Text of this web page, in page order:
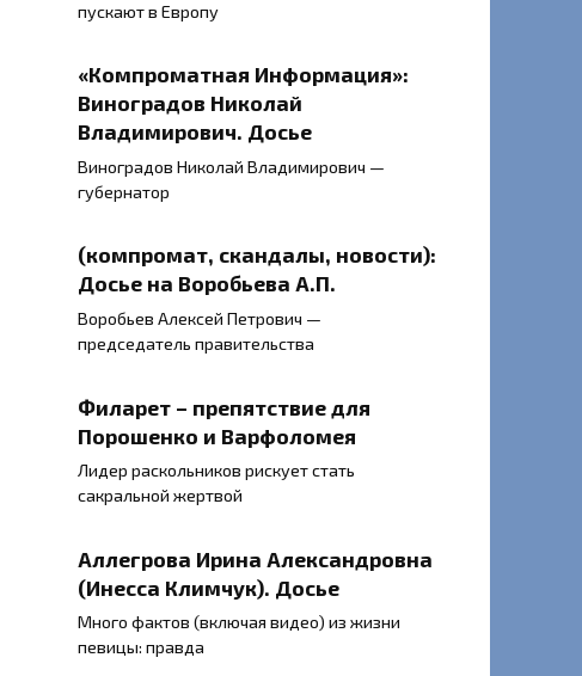
пускают в Европу
«Компроматная Информация»:
Виноградов Николай
Владимирович. Досье
Виноградов Николай Владимирович —
губернатор
(компромат, скандалы, новости):
Досье на Воробьева А.П.
Воробьев Алексей Петрович —
председатель правительства
Филарет – препятствие для
Порошенко и Варфоломея
Лидер раскольников рискует стать
сакральной жертвой
Аллегрова Ирина Александровна
(Инесса Климчук). Досье
Много фактов (включая видео) из жизни
певицы: правда